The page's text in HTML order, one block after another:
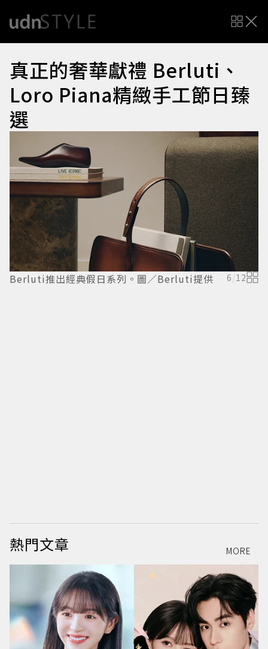
真正的奢華獻禮 Berluti、
Loro Piana精緻手工節日臻
選
Berluti推出經典假日系列。圖／Berluti提供 6 /12
熱門文章 MORE